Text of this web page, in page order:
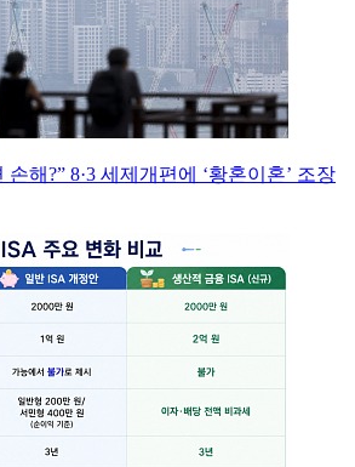
손해?” 8·3 세제개편에 ‘황혼이혼’ 조장